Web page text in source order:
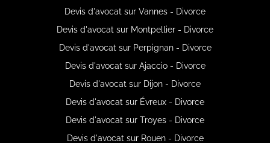
Devis d'avocat sur Vannes - Divorce
Devis d'avocat sur Montpellier - Divorce
Devis d'avocat sur Perpignan - Divorce
Devis d'avocat sur Ajaccio - Divorce
Devis d'avocat sur Dijon - Divorce
Devis d'avocat sur Évreux - Divorce
Devis d'avocat sur Troyes - Divorce
Devis d'avocat sur Rouen - Divorce